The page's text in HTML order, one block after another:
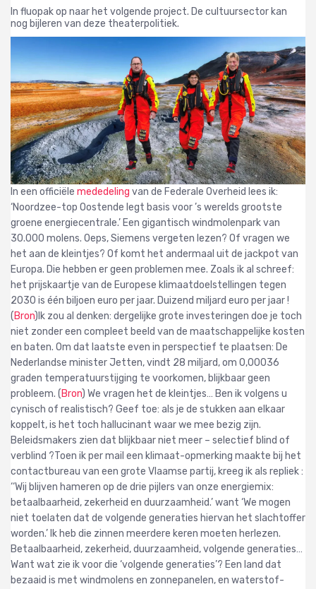
In fluopak op naar het volgende project. De cultuursector kan
nog bijleren van deze theaterpolitiek.
In een officiële mededeling van de Federale Overheid lees ik:
‘Noordzee-top Oostende legt basis voor ’s werelds grootste
groene energiecentrale.’ Een gigantisch windmolenpark van
30.000 molens. Oeps, Siemens vergeten lezen? Of vragen we
het aan de kleintjes? Of komt het andermaal uit de jackpot van
Europa. Die hebben er geen problemen mee. Zoals ik al schreef:
het prijskaartje van de Europese klimaatdoelstellingen tegen
2030 is één biljoen euro per jaar. Duizend miljard euro per jaar !
(Bron)Ik zou al denken: dergelijke grote investeringen doe je toch
niet zonder een compleet beeld van de maatschappelijke kosten
en baten. Om dat laatste even in perspectief te plaatsen: De
Nederlandse minister Jetten, vindt 28 miljard, om 0,00036
graden temperatuurstijging te voorkomen, blijkbaar geen
probleem. (Bron) We vragen het de kleintjes… Ben ik volgens u
cynisch of realistisch? Geef toe: als je de stukken aan elkaar
koppelt, is het toch hallucinant waar we mee bezig zijn.
Beleidsmakers zien dat blijkbaar niet meer – selectief blind of
verblind ?Toen ik per mail een klimaat-opmerking maakte bij het
contactbureau van een grote Vlaamse partij, kreeg ik als repliek :
‘‘Wij blijven hameren op de drie pijlers van onze energiemix:
betaalbaarheid, zekerheid en duurzaamheid.’ want ‘We mogen
niet toelaten dat de volgende generaties hiervan het slachtoffer
worden.’Ik heb die zinnen meerdere keren moeten herlezen.
Betaalbaarheid, zekerheid, duurzaamheid, volgende generaties…
Want wat zie ik voor die ‘volgende generaties’? Een land dat
bezaaid is met windmolens en zonnepanelen, en waterstof-